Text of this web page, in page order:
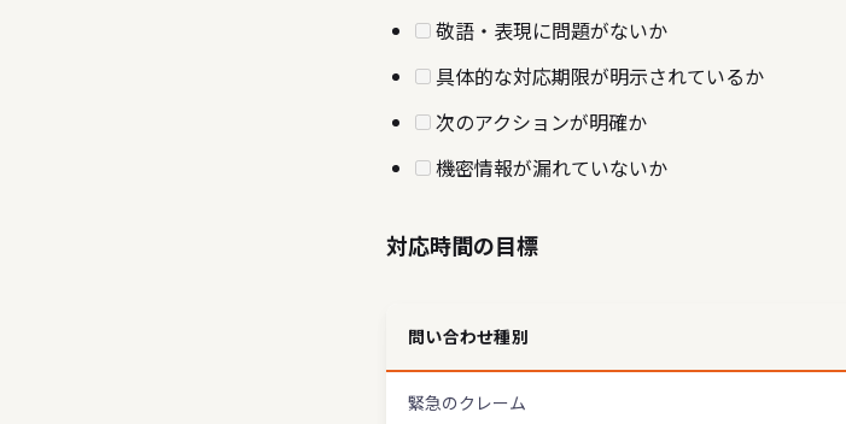
敬語・表現に問題がないか
具体的な対応期限が明示されているか
次のアクションが明確か
機密情報が漏れていないか
対応時間の目標
問い合わせ種別
緊急のクレーム